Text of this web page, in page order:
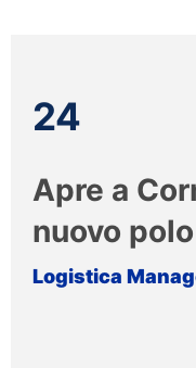
24
Apre a
nuovo
Logistica